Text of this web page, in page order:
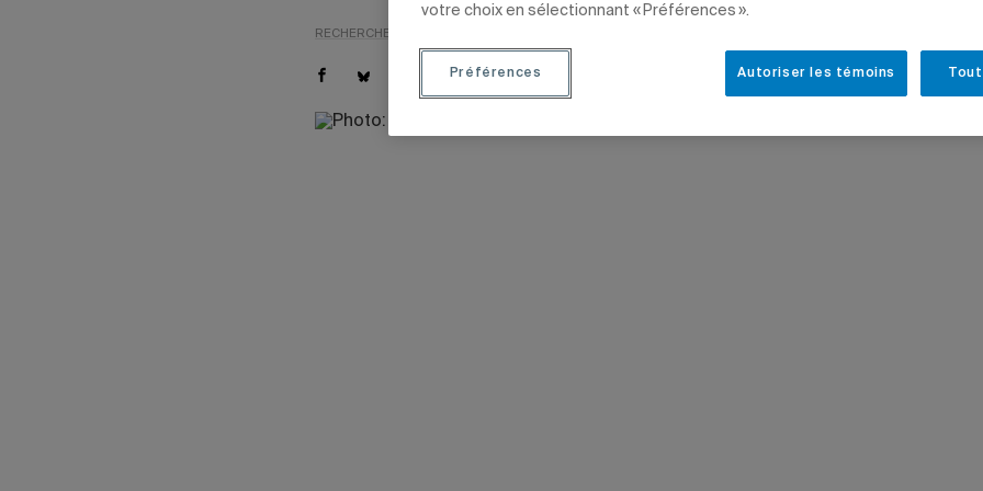
RECHERCHE
votre choix en sélectionnant « Préférences ».
Autoriser les témoins
Préférences